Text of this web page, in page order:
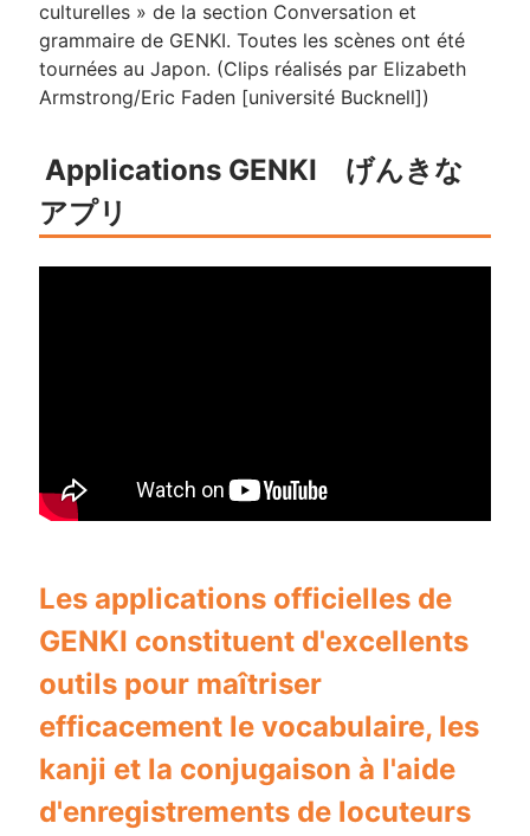
culturelles » de la section Conversation et
grammaire de GENKI. Toutes les scènes ont été
tournées au Japon. (Clips réalisés par Elizabeth
Armstrong/Eric Faden [université Bucknell])
Applications GENKI げんきな
アプリ
Les applications officielles de
GENKI constituent d'excellents
outils pour maîtriser
efficacement le vocabulaire, les
kanji et la conjugaison à l'aide
d'enregistrements de locuteurs